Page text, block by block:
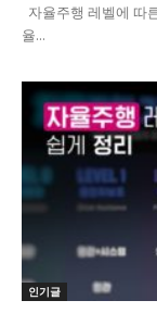
자율주행 레벨에 따
율...
인기글